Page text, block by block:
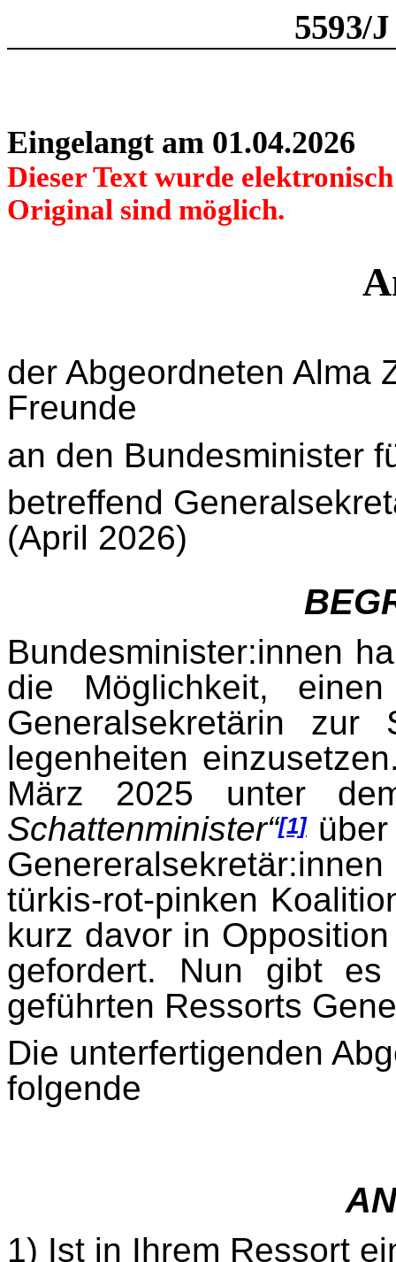
5593/
Eingelangt am 01.04.2026
Dieser Text wurde
Original sind möglich.
der Abgeordneten Alma
Freunde
an den Bundesminister
betreffend
(April 2026)
Bundesminister:innen
die Möglichkeit,
Generalsekretärin zur
legenheiten
März 2025 unter
Schattenminister“[1]über
türkis-rot-pinken
kurz davor in
gefordert. Nun gibt
geführten Ressorts
Die unterfertigenden
folgende
1) Ist in Ihrem Ressort